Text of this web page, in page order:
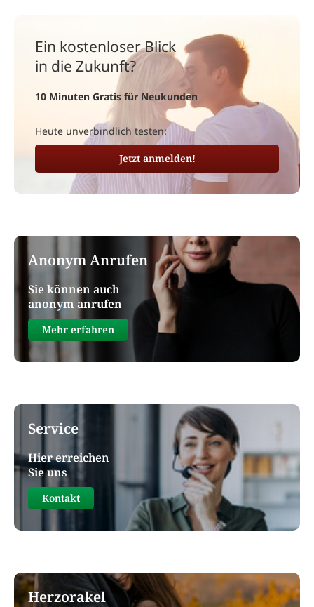
Ein kostenloser Blick
in die Zukunft?
10 Minuten Gratis für Neukunden
Heute unverbindlich testen:
Jetzt anmelden!
Anonym Anrufen
Sie können auch
anonym anrufen
Mehr erfahren
Service
Hier erreichen
Sie uns
Kontakt
Herzorakel